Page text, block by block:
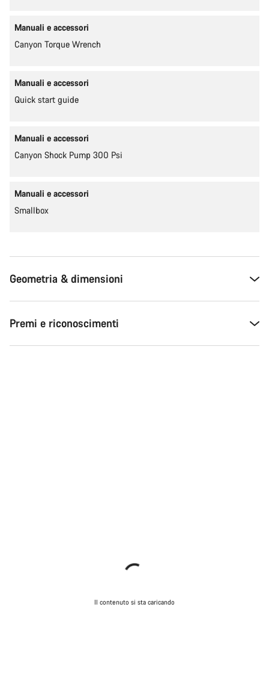
Manuali e accessori
Canyon Torque Wrench
Manuali e accessori
Quick start guide
Manuali e accessori
Canyon Shock Pump 300 Psi
Manuali e accessori
Smallbox
Geometria & dimensioni
Premi e riconoscimenti
Il contenuto si sta caricando